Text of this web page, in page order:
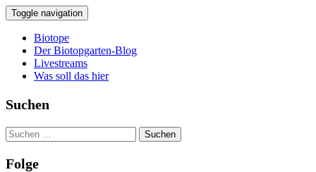
Toggle navigation
Biotope
Der Biotopgarten-Blog
Livestreams
Was soll das hier
Suchen
Suchen
nach:
Folge